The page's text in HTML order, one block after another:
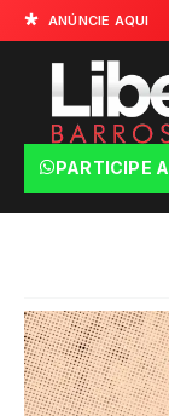
ANÚNCIE AQUI
PARTICIPE